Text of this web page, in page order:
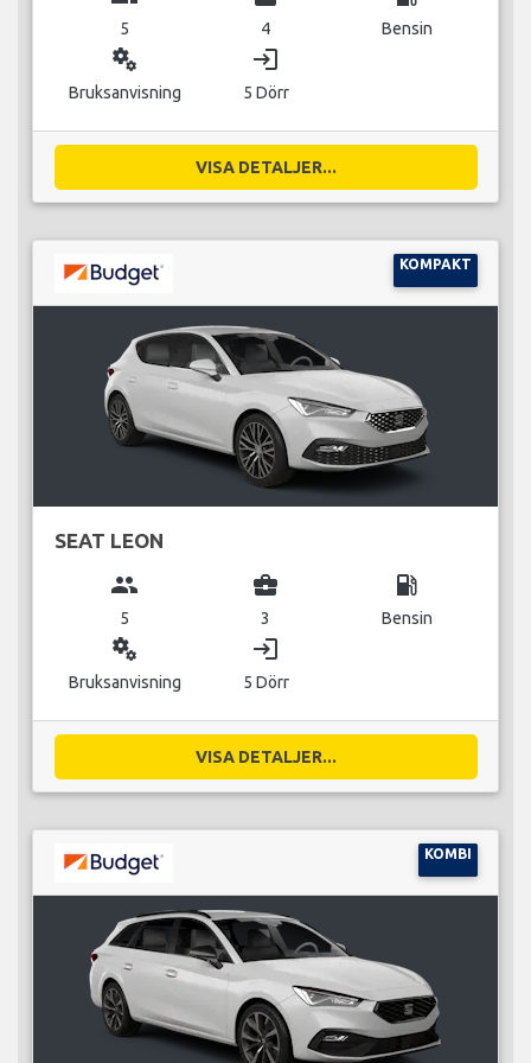
5 4 Bensin
miscellaneous_services
Bruksanvisning
login
5 Dörr
VISA DETALJER...
KOMPAKT
SEAT LEON
group
5
business_center
3
local_gas_station
Bensin
miscellaneous_services
Bruksanvisning
login
5 Dörr
VISA DETALJER...
KOMBI